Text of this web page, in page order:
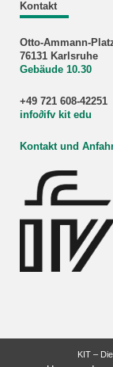
Kontakt
Otto-Ammann-
76131 Karlsruhe
Gebäude 10.30
+49 721 608-42251
info∂ifv kit edu
Kontakt und
KIT –